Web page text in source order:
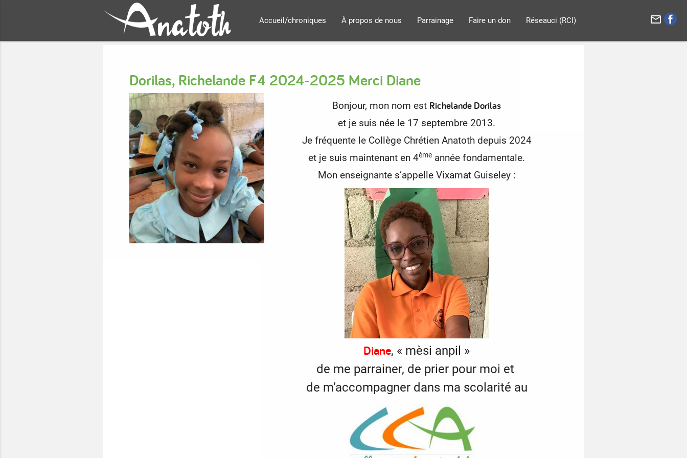
Accueil/chroniques À propos de nous Parrainage Faire un don Réseauci (RCI) mail_outline
Dorilas, Richelande F4 2024-2025 Merci Diane
Bonjour, mon nom est Richelande Dorilas
et je suis née le 17 septembre 2013.
Je fréquente le Collège Chrétien Anatoth depuis 2024
et je suis maintenant en 4ème année fondamentale.
Mon enseignante s’appelle Vixamat Guiseley :
Diane, « mèsi anpil »
de me parrainer, de prier pour moi et
de m’accompagner dans ma scolarité au